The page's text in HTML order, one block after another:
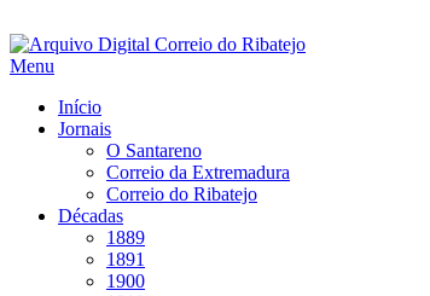
Saltar
para
Menu
Início
Jornais
O Santareno
Correio da Extremadura
Correio do Ribatejo
Décadas
1889
1891
1900